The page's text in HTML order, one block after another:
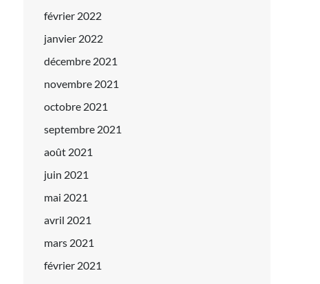
février 2022
janvier 2022
décembre 2021
novembre 2021
octobre 2021
septembre 2021
août 2021
juin 2021
mai 2021
avril 2021
mars 2021
février 2021